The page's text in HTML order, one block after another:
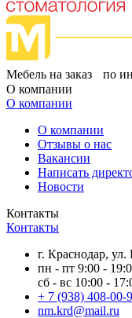
Мебель на заказ по
О компании
О компании
О компании
Отзывы о нас
Вакансии
Написать
Новости
Контакты
Контакты
г. Краснодар,
пн - пт 9:00 -
сб - вс 10:00 -
+ 7 (938) 408-00-
nm.krd@mail.ru